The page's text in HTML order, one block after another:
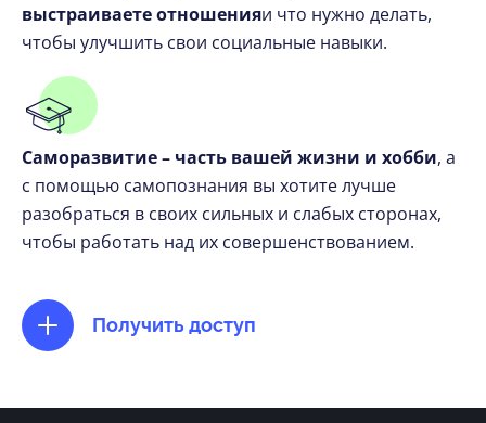
выстраиваете отношенияи что нужно делать,
чтобы улучшить свои социальные навыки.
Саморазвитие – часть вашей жизни и хобби, а
с помощью самопознания вы хотите лучше
разобраться в своих сильных и слабых сторонах,
чтобы работать над их совершенствованием.
Получить доступ